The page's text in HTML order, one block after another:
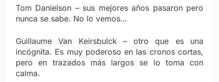
Tom Danielson – sus mejores años pasaron pero
nunca se sabe. No lo vemos…
Guillaume Van Keirsbulck – otro que es una
incógnita. Es muy poderoso en las cronos cortas,
pero en trazados más largos se lo toma con
calma.